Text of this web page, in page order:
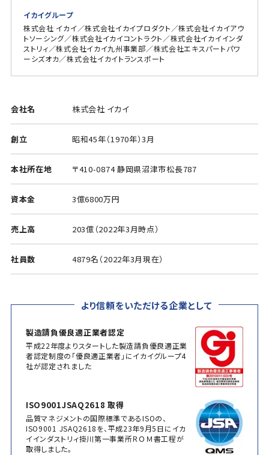
イカイグループ
株式会社 イカイ／株式会社イカイプロダクト／株式会社イカイアウ
トソーシング／株式会社イカイコントラクト／株式会社イカイインダ
ストリィ／株式会社イカイ九州事業部／株式会社エキスパートパワ
ーシズオカ／株式会社イカイトランスポート
会社名 株式会社 イカイ
創立 昭和45年（1970年）3月
本社所在地 〒410-0874 静岡県沼津市松長787
資本金 3億6800万円
売上高 203億（2022年3月時点）
社員数 4879名（2022年3月現在）
より信頼をいただける企業として
製造請負優良適正業者認定
平成22年度よりスタートした製造請負優良適正業
者認定制度の「優良適正業者」にイカイグループ4
社が認定されました
ISO9001JSAQ2618 取得
品質マネジメントの国際標準であるISOの、
ISO9001 JSAQ2618を、平成23年9月5日にイカ
イインダストリィ掛川第一事業所ＲＯＭ書工程が
取得しました。